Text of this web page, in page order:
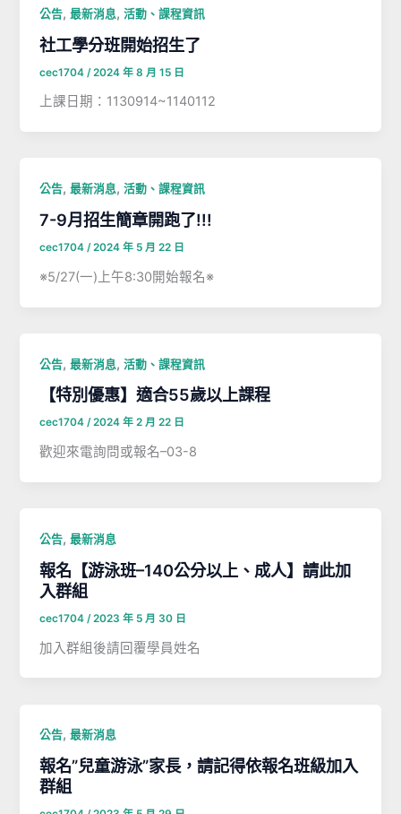
公告,最新消息,活動、課程資訊
社工學分班開始招生了
cec1704 /2024 年 8 月 15 日
上課日期：1130914~1140112
公告,最新消息,活動、課程資訊
7-9月招生簡章開跑了!!!
cec1704/2024 年 5 月 22 日
※5/27(一)上午8:30開始報名※
公告,最新消息,活動、課程資訊
【特別優惠】適合55歲以上課程
cec1704/2024 年 2 月 22 日
歡迎來電詢問或報名–03-8
公告,最新消息
報名【游泳班–140公分以上、成人】請此加
入群組
cec1704 /2023 年 5 月 30 日
加入群組後請回覆學員姓名
公告,最新消息
報名”兒童游泳”家長，請記得依報名班級加入
群組